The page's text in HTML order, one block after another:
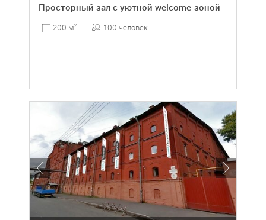
Просторный зал с уютной welcome-зоной
200 м2 100 человек